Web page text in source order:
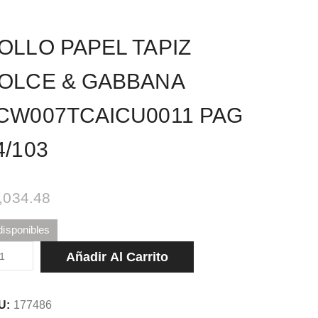
PAPEL TAPIZ
& GABBANA
PAG
103
Añadir Al Carrito
177486